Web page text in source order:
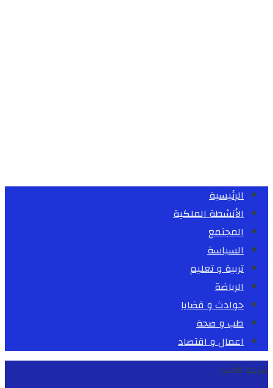
الرئيسية
الأنشطة الملكية
المجتمع
السياسة
تربية و تعليم
الرياضة
حوادث و قضايا
طب و صحة
اعمال و اقتصاد
شريط الأخبار